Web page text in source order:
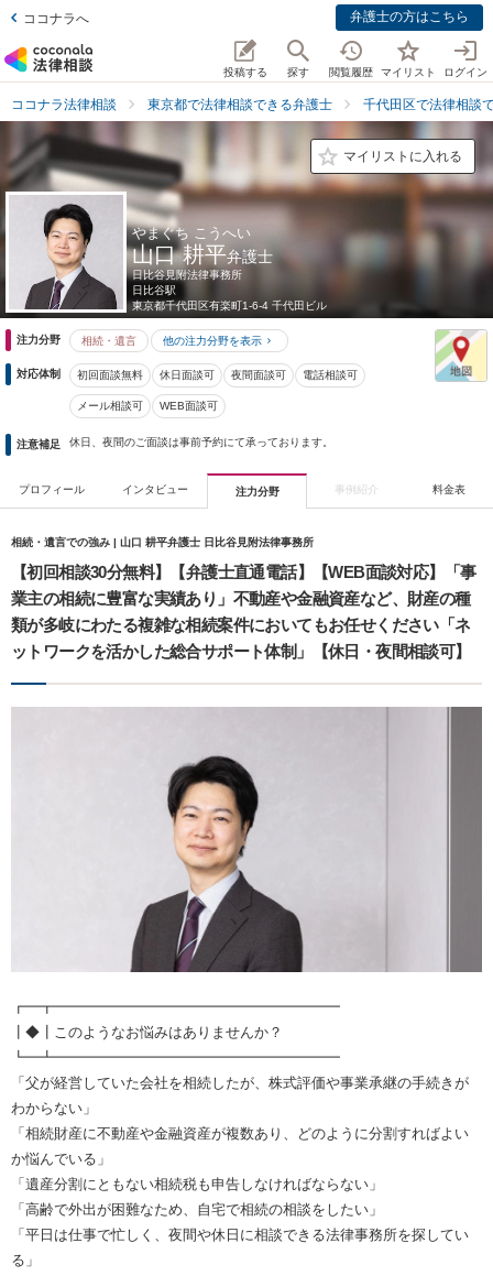
ココナラへ 弁護士の方はこちら
投稿する 探す 閲覧履歴 マイリスト ログイン
ココナラ法律相談 東京都で法律相談できる弁護士 千代田区で法律相談
マイリストに入れる
やまぐち こうへい
山口 耕平弁護士
日比谷見附法律事務所
日比谷駅
東京都千代田区有楽町1-6-4 千代田ビル
注力分野 相続・遺言 他の注力分野を表示
対応体制 初回面談無料 休日面談可 夜間面談可 電話相談可
メール相談可 WEB面談可
注意補足 休日、夜間のご面談は事前予約にて承っております。
プロフィール インタビュー 注力分野 事例紹介 料金表
相続・遺言での強み | 山口 耕平弁護士 日比谷見附法律事務所
【初回相談30分無料】【弁護士直通電話】【WEB面談対応】「事
業主の相続に豊富な実績あり」不動産や金融資産など、財産の種
類が多岐にわたる複雑な相続案件においてもお任せください「ネ
ットワークを活かした総合サポート体制」【休日・夜間相談可】
┏━┳━━━━━━━━━━━━━━━━━━━━
┃◆┃このようなお悩みはありませんか？
┗━┻━━━━━━━━━━━━━━━━━━━━
「父が経営していた会社を相続したが、株式評価や事業承継の手続きが
わからない」
「相続財産に不動産や金融資産が複数あり、どのように分割すればよい
か悩んでいる」
「遺産分割にともない相続税も申告しなければならない」
「高齢で外出が困難なため、自宅で相続の相談をしたい」
「平日は仕事で忙しく、夜間や休日に相談できる法律事務所を探してい
る」